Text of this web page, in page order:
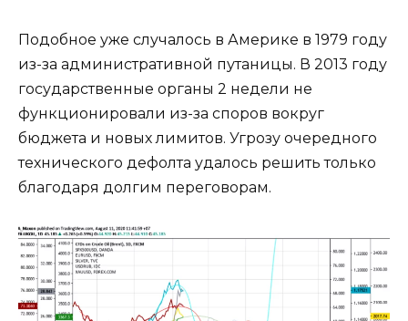
Подобное уже случалось в Америке в 1979 году
из-за административной путаницы. В 2013 году
государственные органы 2 недели не
функционировали из-за споров вокруг
бюджета и новых лимитов. Угрозу очередного
технического дефолта удалось решить только
благодаря долгим переговорам.